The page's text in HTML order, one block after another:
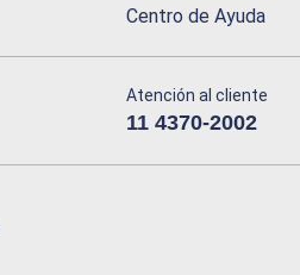
Centro de Ayuda
Atención al cliente
11 4370-2002